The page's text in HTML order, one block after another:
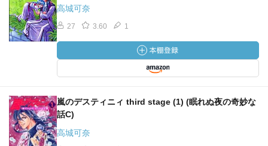
高城可奈
27 3.60 1
嵐のデスティニィ third stage (1) (眠れぬ夜の奇妙な
話C)
高城可奈